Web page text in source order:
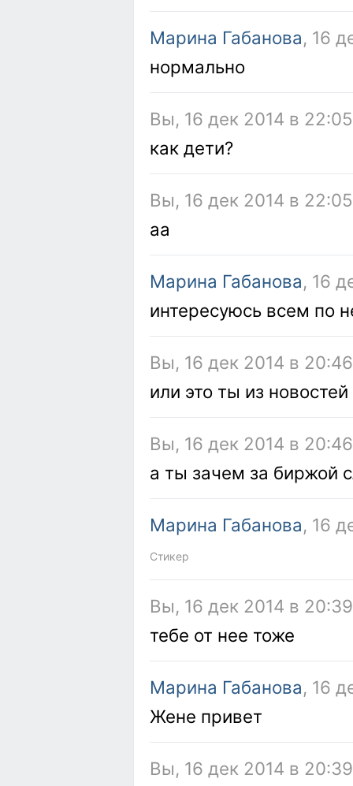
Марина Габанова, 16
нормально
Вы, 16 дек 2014 в
как дети?
Вы, 16 дек 2014 в
аа
Марина Габанова, 16
интересуюсь всем по
Вы, 16 дек 2014 в
или это ты из
Вы, 16 дек 2014 в
а ты зачем за биржой
Марина Габанова, 16
Стикер
Вы, 16 дек 2014 в
тебе от нее тоже
Марина Габанова, 16
Жене привет
Вы, 16 дек 2014 в